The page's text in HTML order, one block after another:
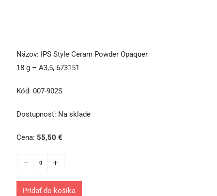
Názov: IPS Style Ceram Powder Opaquer
18 g – A3,5, 673151
Kód: 007-902S
Dostupnosť: Na sklade
Cena: 55,50 €
Pridať do košíka